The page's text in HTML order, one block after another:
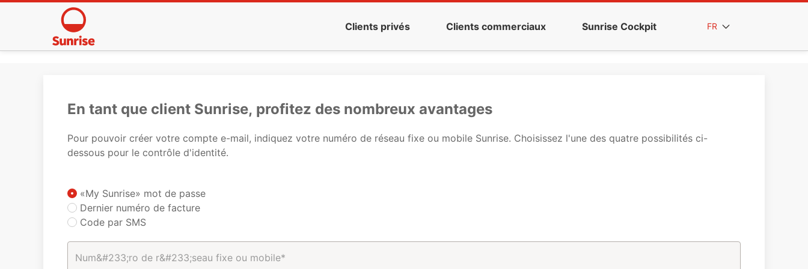
Clients privés Clients commerciaux Sunrise Cockpit FR
En tant que client Sunrise, profitez des nombreux avantages
Pour pouvoir créer votre compte e-mail, indiquez votre numéro de réseau fixe ou mobile Sunrise. Choisissez l'une des quatre possibilités ci-
dessous pour le contrôle d'identité.
«My Sunrise» mot de passe
Dernier numéro de facture
Code par SMS